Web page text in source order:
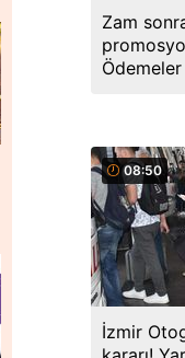
Zam
08:50
İzmir